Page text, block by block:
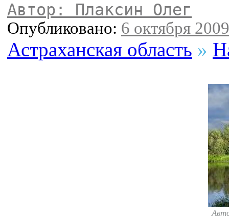
Автор: Плаксин Олег
Опубликовано: 6 октября
Астраханская область »